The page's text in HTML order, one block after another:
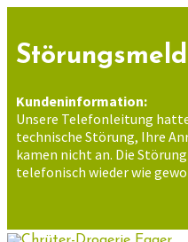
springen
Kundeninformation:
Unsere Telefonleitung
technische Störung, Ihre
kamen nicht an. Die
telefonisch wieder wie